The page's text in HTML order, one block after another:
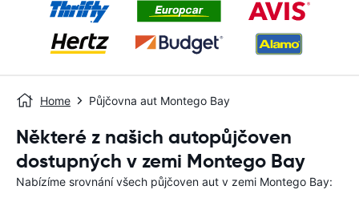
Home Půjčovna aut Montego Bay
Některé z našich autopůjčoven
dostupných v zemi Montego Bay
Nabízíme srovnání všech půjčoven aut v zemi Montego Bay: